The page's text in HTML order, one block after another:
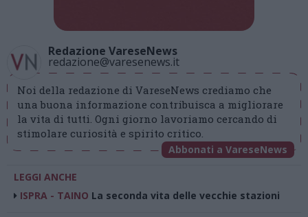
Redazione VareseNews
redazione@varesenews.it
Noi della redazione di VareseNews crediamo che
una buona informazione contribuisca a migliorare
la vita di tutti. Ogni giorno lavoriamo cercando di
stimolare curiosità e spirito critico.
Abbonati a VareseNews
LEGGI ANCHE
ISPRA - TAINO La seconda vita delle vecchie stazioni